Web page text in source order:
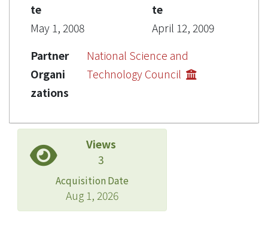
te
May 1, 2008
te
April 12, 2009
Partner
Organi
zations
National Science and
Technology Council
Views
3
Acquisition Date
Aug 1, 2026